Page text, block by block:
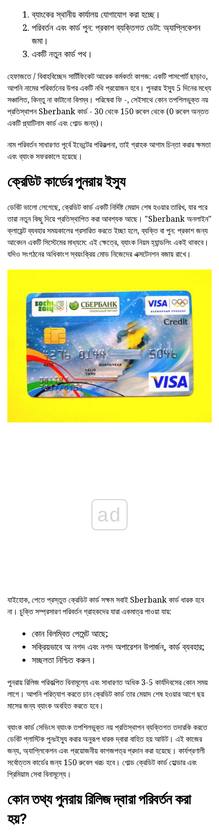
ব্যাংকের স্থানীয় কার্যালয় যোগাযোগ করা হচ্ছে।
পরিবর্তন এবং কার্ড পুন: প্রকাশ ব্যক্তিগত ডেটা: অ্যাপ্লিকেশন
জমা।
একটি নতুন কার্ড পথ।
হেফাজতে / বিবাহবিচ্ছেদ সার্টিফিকেট আরেক কর্মকর্তা কাগজ: একটি পাসপোর্ট ছাড়াও,
আপনি নামের পরিবর্তনের উপর একটি নথি প্রয়োজন হবে। পুনরায় ইস্যু 5 দিনের মধ্যে
সঞ্চালিত, কিন্তু না কাটানো বিলম্ব। পরিষেবা ফি -, সেইসাথে কোন তপশিলভুক্ত নয়
প্রতিস্থাপন Sberbank কার্ড - 30 থেকে 150 রুবেল থেকে (0 রুবেল অন্তত
একটি প্ল্যাটিনাম কার্ড এবং গোল্ড জন্য)।
নাম পরিবর্তন সাধারণত পূর্বে ইভেন্টের পরিকল্পনা, তাই গ্রাহক আগাম চিন্তা করার ক্ষমতা
এবং ব্যাংক সফরকালে হয়েছে।
ক্রেডিট কার্ডের পুনরায় ইস্যু
ডেবিট ভালো লেগেছে, ক্রেডিট কার্ড একটি নির্দিষ্ট মেয়াদ শেষ হওয়ার তারিখ, যার পরে
তারা নতুন কিছু দিয়ে প্রতিস্থাপিত করা আবশ্যক আছে। "Sberbank অনলাইন"
ক্লায়েন্ট ব্যবহার সময়কালের প্রসারিত করতে ইচ্ছা হলে, ব্যক্তি বা পুন: প্রকাশ জন্য
আবেদন একটি সিস্টেমের মাধ্যমে: এই ক্ষেত্রে, ব্যাংক নিয়ম হ্যান্ডলিং একই থাকবে।
যদিও সংগঠনের অধিকাংশ স্বয়ংক্রিয় মোড নিজেদের এক্সটেনশন বজায় রাখে।
ad
যাইহোক, পেতে প্রস্তুত ক্রেডিট কার্ড সক্ষম সবাই Sberbank কার্ড ধারক হবে
না। চুক্তি সম্প্রসারণ পরিবর্তন গ্রাহকদের যারা একমাত্র পাওয়া যায়:
কোন বিলম্বিত পেমেন্ট আছে;
সক্রিয়ভাবে অ নগদ এবং নগদ অপারেশন উপার্জন, কার্ড ব্যবহার;
সচ্ছলতা নিশ্চিত করুন।
পুনরায় রিলিজ পরিকল্পিত বিনামূল্যে এবং সাধারণত অধিক 3-5 কার্যদিবসের কোন সময়
লাগে। আপনি পরিত্যাগ করতে চান ক্রেডিট কার্ড তার মেয়াদ শেষ হওয়ার আগে ছয়
মাসের জন্য ব্যাংক অবহিত করতে হবে।
ব্যাংক কার্ড সেভিংস ব্যাংক তপশিলভুক্ত নয় প্রতিস্থাপন ব্যক্তিগত তদারকি করতে
ডেবিট প্লাস্টিক পুনঃইস্যু করার অনুরূপ ধারক দ্বারা বাহিত হয় আউট। এই কাজের
জন্য, অ্যাপ্লিকেশন এবং প্রয়োজনীয় কাগজপত্র প্রদান করা হয়েছে। কার্যপ্রণালী
সর্বোত্তম কার্ডের জন্য 150 রুবেল খরচ হবে। গোল্ড ক্রেডিট কার্ড হোল্ডার এবং
প্রিমিয়াম সেবা বিনামূল্যে।
কোন তথ্য পুনরায় রিলিজ দ্বারা পরিবর্তন করা
হয়?